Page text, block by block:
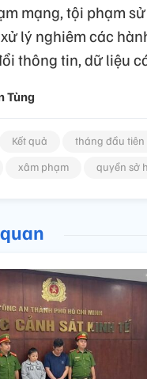
mạng, tội phạm
lý nghiêm các
thông tin, dữ liệu
Tùng
Kết quả tháng đầu tiên
xâm phạm quyền sở